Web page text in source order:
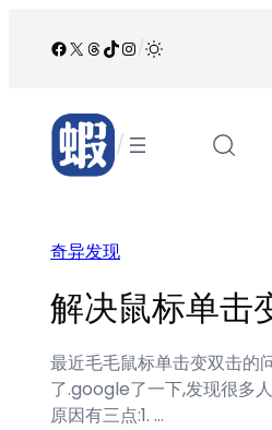
Facebook
X Threads
TikTok
Instagram
/
/
奇异发现
解决鼠标单击
最近毛毛鼠标单击变双击的
了.google了一下,发现很多
原因有三点:1. …